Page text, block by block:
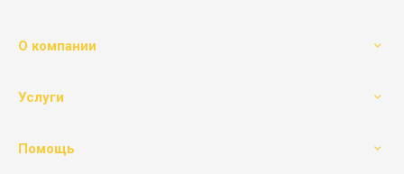
О компании
Услуги
Помощь